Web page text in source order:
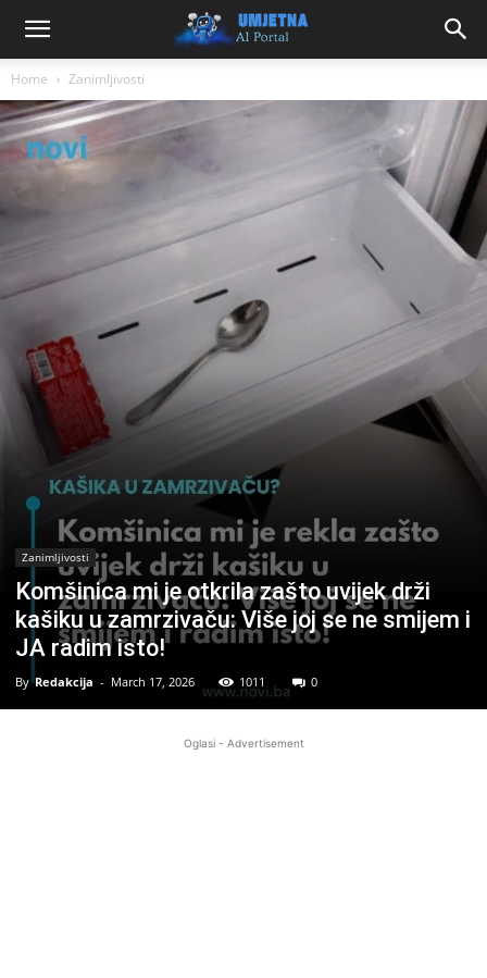
Home Zanimljivosti
Zanimljivosti
Komšinica mi je otkrila zašto uvijek drži
kašiku u zamrzivaču: Više joj se ne smijem i
JA radim isto!
By Redakcija - March 17, 2026 1011 0
Oglasi - Advertisement